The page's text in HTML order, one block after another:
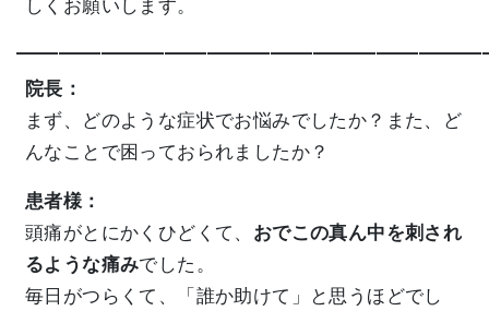
しくお願いします。
院長：
まず、どのような症状でお悩みでしたか？また、ど
んなことで困っておられましたか？
患者様：
頭痛がとにかくひどくて、 おでこの真ん中を刺され
るような痛みでした。
毎日がつらくて、「誰か助けて」と思うほどでし